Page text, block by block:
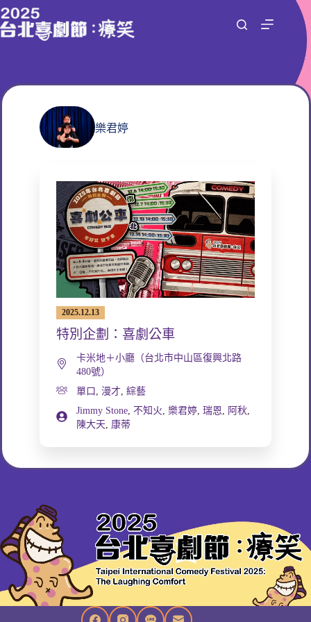
跳
至
容
樂君婷
2025.12.13
特別企劃：喜劇公車
卡米地＋小廳（台北市中山區復興北路
480號）
單口 漫才, 綜藝
Jimmy Stone, 不知火 樂君婷, 瑞恩 阿秋
陳大天, 康蒂